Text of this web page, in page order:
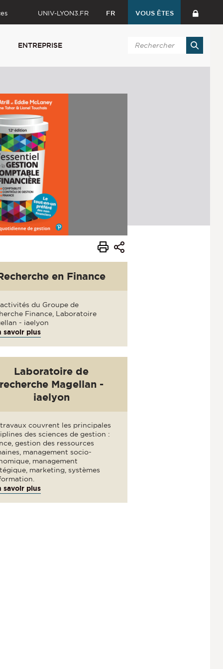
UNIV-LYON3.FR FR VOUS ÊTES
ENTREPRISE
en Finance
du Groupe de
Finance, Laboratoire
- iaelyon
savoir plus
Laboratoire de
recherche Magellan -
iaelyon
travaux couvrent les principales
des sciences de gestion :
gestion des ressources
management socio-
management
marketing, systèmes
savoir plus